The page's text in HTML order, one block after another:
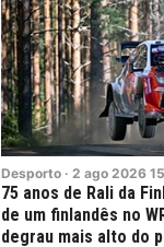
Desporto · 2 ago 2026
75 anos de Rali da
de um finlandês no
degrau mais alto do